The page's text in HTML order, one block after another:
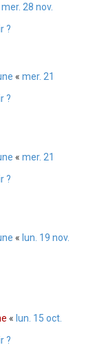
mer. 28 nov.
?
« mer. 21
?
« mer. 21
?
« lun. 19 nov.
« lun. 15 oct.
?